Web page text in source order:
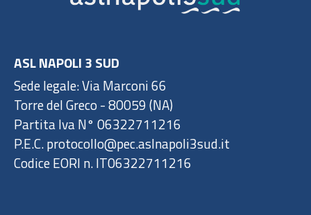
ASL NAPOLI 3 SUD
Sede legale: Via Marconi 66
Torre del Greco - 80059 (NA)
Partita Iva N° 06322711216
P.E.C. protocollo@pec.aslnapoli3sud.it
Codice EORI n. IT06322711216